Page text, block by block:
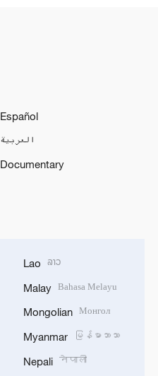
Español
العربية
Documentary
Lao ລາວ
Malay Bahasa Melayu
Mongolian Монгол
Myanmar မြန်မာဘာသာ
Nepali नेपाली